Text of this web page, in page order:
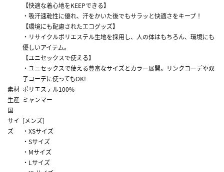
【快適な着心地をKEEPできる】
・吸汗速乾性に優れ、汗をかいた後でもサラッと快適さをキープ！
【環境にも配慮されたエコグッズ】
・リサイクルポリエステル生地を採用し、人の体はもちろん、環境にも
優しいアイテム。
【ユニセックスで使える】
・ユニセックスで使える豊富なサイズとカラー展開。リンクコーデや双
子コーデに使ってもOK!
素材 ポリエステル100%
生産
国
ミャンマー
サイ
ズ
[メンズ]
・XSサイズ
・Sサイズ
・Mサイズ
・Lサイズ